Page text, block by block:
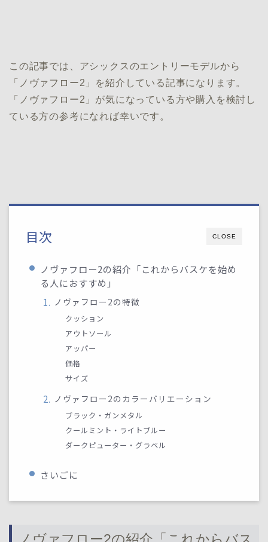
この記事では、アシックスのエントリーモデルから
「ノヴァフロー2」を紹介している記事になります。
「ノヴァフロー2」が気になっている方や購入を検討し
ている方の参考になれば幸いです。
CLOSE
目次
ノヴァフロー2の紹介「これからバスケを始め
る人におすすめ」
ノヴァフロー2の特徴
クッション
アウトソール
アッパー
価格
サイズ
ノヴァフロー2のカラーバリエーション
ブラック・ガンメタル
クールミント・ライトブルー
ダークピューター・グラベル
さいごに